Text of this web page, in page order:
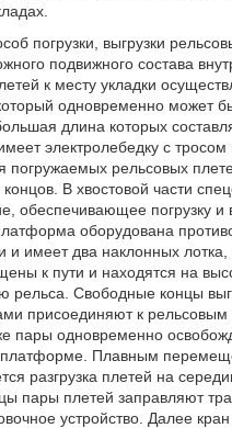
погрузки, выгрузки
подвижного состава
к месту укладки
одновременно может
длина которых
электролебедку с
погружаемых рельсовых
В хвостовой части
обеспечивающее погрузку и
оборудована
и имеет два наклонных
к пути и находятся на
рельса. Свободные концы
присоединяют к рельсовым
пары одновременно
платформе. Плавным
разгрузка плетей на
пары плетей заправляют
устройство. Далее